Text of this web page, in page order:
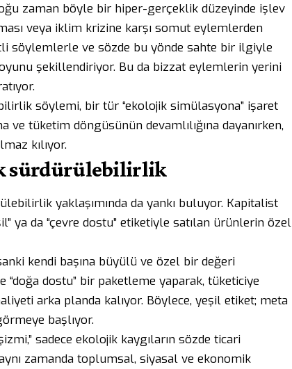
zaman böyle bir hiper-gerçeklik düzeyinde işlev
veya iklim krizine karşı somut eylemlerden
söylemlerle ve sözde bu yönde sahte bir ilgiyle
şekillendiriyor. Bu da bizzat eylemlerin yerini
söylemi, bir tür “ekolojik simülasyona” işaret
ve tüketim döngüsünün devamlılığına dayanırken,
kılıyor.
sürdürülebilirlik
yaklaşımında da yankı buluyor. Kapitalist
ya da “çevre dostu” etiketiyle satılan ürünlerin özel
kendi başına büyülü ve özel bir değeri
“doğa dostu” bir paketleme yaparak, tüketiciye
arka planda kalıyor. Böylece, yeşil etiket; meta
başlıyor.
sadece ekolojik kaygıların sözde ticari
zamanda toplumsal, siyasal ve ekonomik